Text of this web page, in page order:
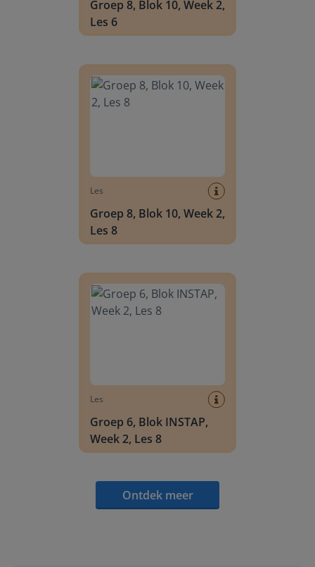
Groep 8, Blok 10, Week 2,
Les 6
Les
Groep 8, Blok 10, Week 2,
Les 8
Les
Groep 6, Blok INSTAP,
Week 2, Les 8
Ontdek meer